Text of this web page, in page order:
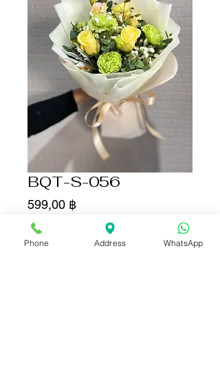
BQT-S-056
599,00 ฿Цена
Количество
Phone Address WhatsApp